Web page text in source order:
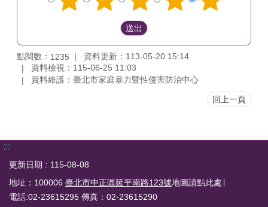
點閱數： 1235
資料更新：113-05-20 15:14
資料檢視：115-06-25 11:03
資料維護：臺北市家庭暴力暨性侵害防治中心
回上一頁
:::
更新日期
115-08-08
地址：100006 臺北市中正區延平南路123號地圖請點此處∣
電話:02-23615295 傳真：02-23615290